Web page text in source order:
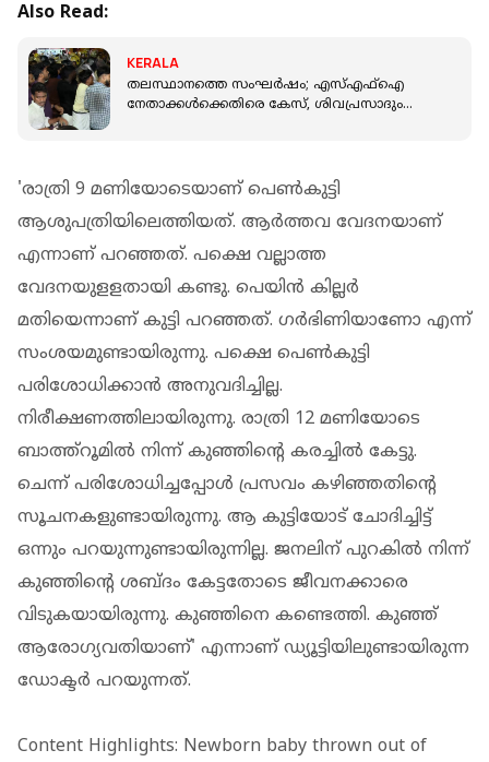
Also Read:
KERALA
തലസ്ഥാനത്തെ സംഘർഷം; എസ്എഫ്‌ഐ
നേതാക്കൾക്കെതിരെ കേസ്, ശിവപ്രസാദും
'രാത്രി 9 മണിയോടെയാണ് പെണ്‍കുട്ടി
ആശുപത്രിയിലെത്തിയത്. ആര്‍ത്തവ വേദനയാണ്
എന്നാണ് പറഞ്ഞത്. പക്ഷെ വല്ലാത്ത
വേദനയുളളതായി കണ്ടു. പെയിന്‍ കില്ലര്‍
മതിയെന്നാണ് കുട്ടി പറഞ്ഞത്. ഗര്‍ഭിണിയാണോ എന്ന്
സംശയമുണ്ടായിരുന്നു. പക്ഷെ പെണ്‍കുട്ടി
പരിശോധിക്കാന്‍ അനുവദിച്ചില്ല.
നിരീക്ഷണത്തിലായിരുന്നു. രാത്രി 12 മണിയോടെ
ബാത്ത്‌റൂമില്‍ നിന്ന് കുഞ്ഞിന്റെ കരച്ചില്‍ കേട്ടു.
ചെന്ന് പരിശോധിച്ചപ്പോള്‍ പ്രസവം കഴിഞ്ഞതിന്റെ
സൂചനകളുണ്ടായിരുന്നു. ആ കുട്ടിയോട് ചോദിച്ചിട്ട്
ഒന്നും പറയുന്നുണ്ടായിരുന്നില്ല. ജനലിന് പുറകില്‍ നിന്ന്
കുഞ്ഞിന്റെ ശബ്ദം കേട്ടതോടെ ജീവനക്കാരെ
വിടുകയായിരുന്നു. കുഞ്ഞിനെ കണ്ടെത്തി. കുഞ്ഞ്
ആരോഗ്യവതിയാണ്' എന്നാണ് ഡ്യൂട്ടിയിലുണ്ടായിരുന്ന
ഡോക്ടര്‍ പറയുന്നത്.
Content Highlights: Newborn baby thrown out of